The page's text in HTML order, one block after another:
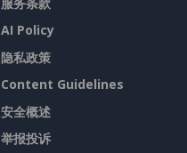
AI Policy
隐私政策
Content Guidelines
安全概述
举报投诉